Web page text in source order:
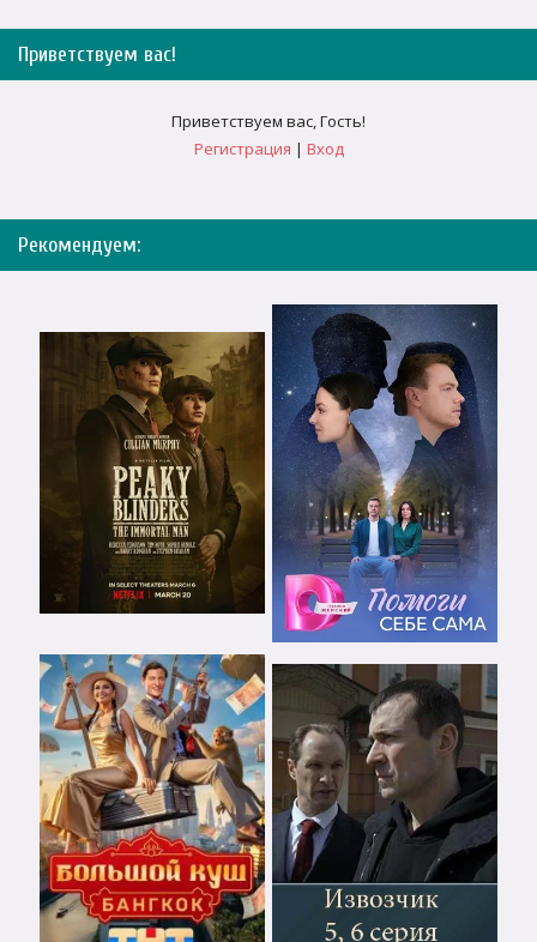
Приветствуем вас!
Приветствуем вас,Гость!
Регистрация | Вход
Рекомендуем: